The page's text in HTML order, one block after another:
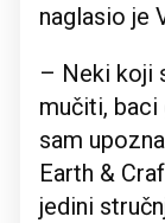
naglasio je
– Neki koji
mučiti,
sam
Earth &
jedini